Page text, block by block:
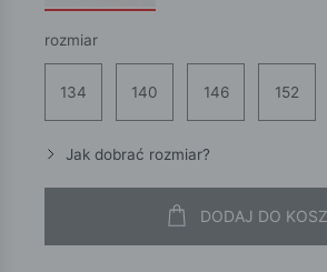
rozmiar
134 140 146 152
Jak dobrać rozmiar?
DODAJ DO